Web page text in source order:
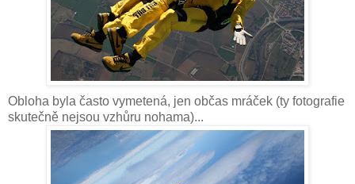
Obloha byla často vymetená, jen občas mráček (ty fotografie
skutečně nejsou vzhůru nohama)...